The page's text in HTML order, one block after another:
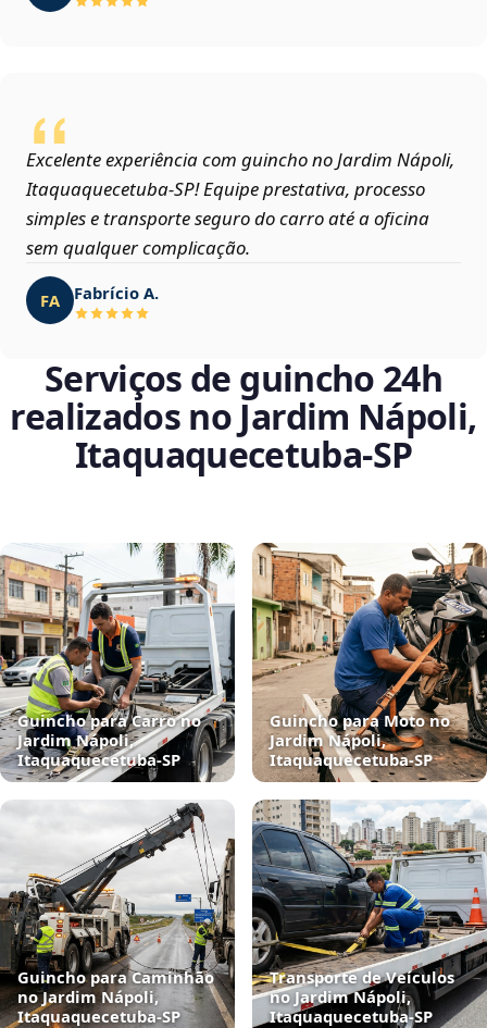
Excelente experiência com guincho no Jardim Nápoli,
Itaquaquecetuba‑SP! Equipe prestativa, processo
simples e transporte seguro do carro até a oficina
sem qualquer complicação.
FA Fabrício A.
Serviços de guincho 24h
realizados no Jardim Nápoli,
Itaquaquecetuba‑SP
Guincho para Carro no
Jardim Nápoli,
Itaquaquecetuba‑SP
Guincho para Moto no
Jardim Nápoli,
Itaquaquecetuba‑SP
Guincho para Caminhão
no Jardim Nápoli,
Itaquaquecetuba‑SP
Transporte de Veículos
no Jardim Nápoli,
Itaquaquecetuba‑SP